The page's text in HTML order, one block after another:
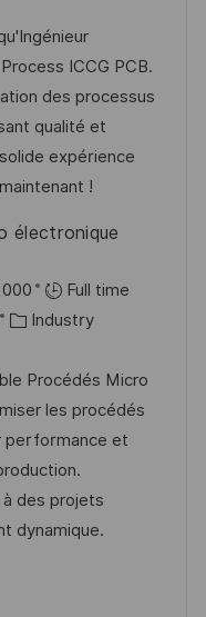
ICCG PCB.
des processus
qualité et
expérience
!
électronique
Full time
K
t
e
g
o
r
i
Industry
Procédés Micro
les procédés
performance et
des projets
dynamique.